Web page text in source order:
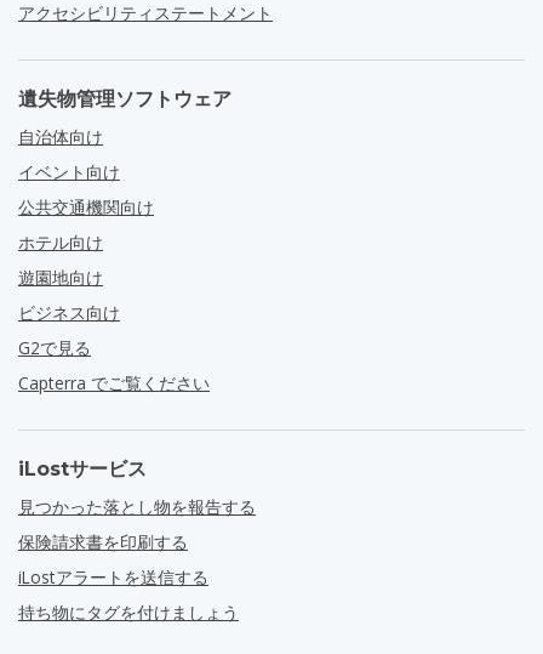
アクセシビリティステートメント
遺失物管理ソフトウェア
自治体向け
イベント向け
公共交通機関向け
ホテル向け
遊園地向け
ビジネス向け
G2で見る
Capterra でご覧ください
iLostサービス
見つかった落とし物を報告する
保険請求書を印刷する
iLostアラートを送信する
持ち物にタグを付けましょう